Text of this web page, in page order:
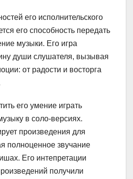
его исполнительского
его способность передать
музыки. Его игра
души слушателя, вызывая
от радости и восторга
его умение играть
в соло-версиях.
произведения для
полноценное звучание
Его интепретации
получили